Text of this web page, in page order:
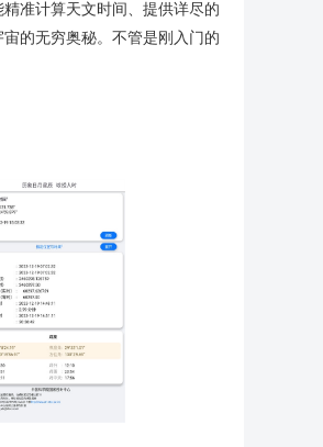
准计算天文时间、提供详尽的
的无穷奥秘。不管是刚入门的